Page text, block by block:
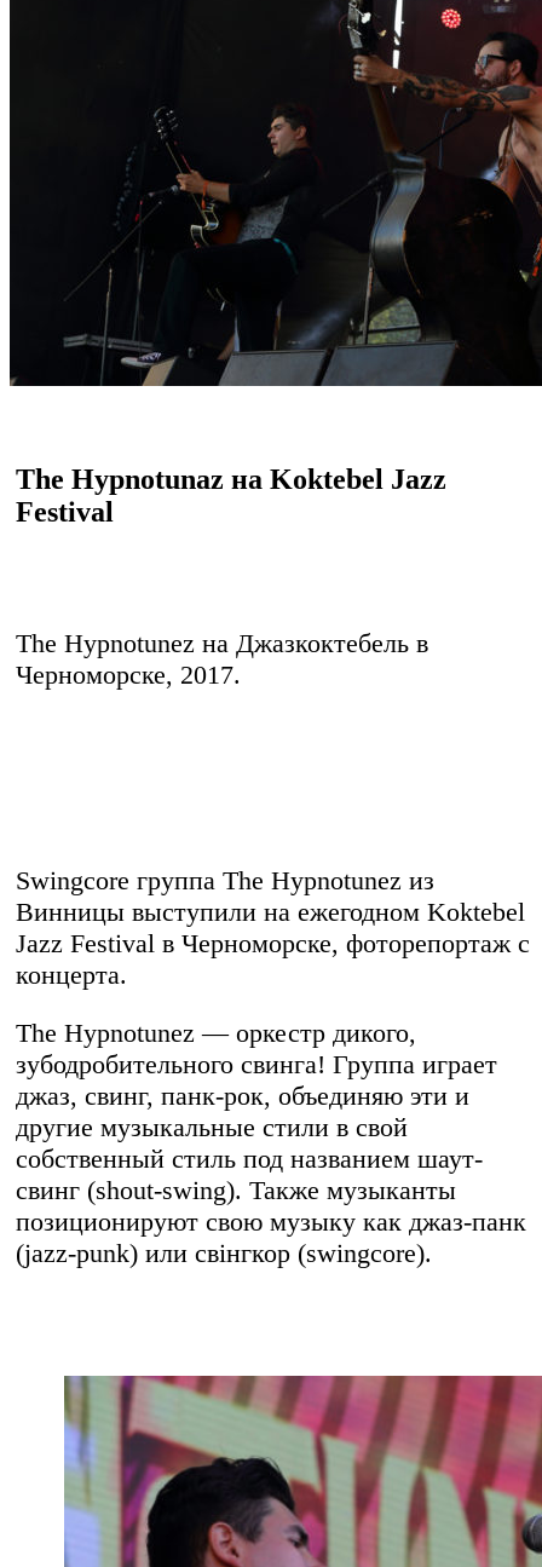
The Hypnotunaz на Koktebel Jazz
Festival
The Hypnotunez на Джазкоктебель в
Черноморске, 2017.
Swingcore группа The Hypnotunez из
Винницы выступили на ежегодном Koktebel
Jazz Festival в Черноморске, фоторепортаж с
концерта.
The Hypnotunez — оркестр дикого,
зубодробительного свинга! Группа играет
джаз, свинг, панк-рок, объединяю эти и
другие музыкальные стили в свой
собственный стиль под названием шаут-
свинг (shout-swing). Также музыканты
позиционируют свою музыку как джаз-панк
(jazz-punk) или свінгкор (swingcore).